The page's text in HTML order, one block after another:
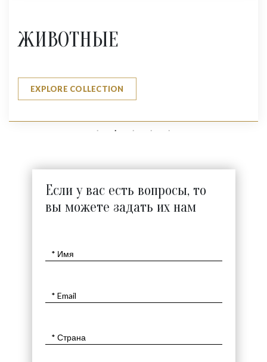
ЖИВОТНЫЕ
EXPLORE COLLECTION
Если у вас есть вопросы, то
вы можете задать их нам